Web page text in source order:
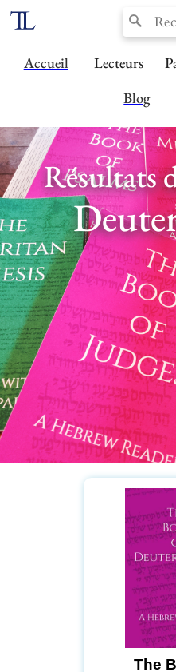
Accueil Lecteurs
Blog
Résultats
The